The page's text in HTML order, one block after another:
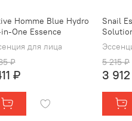
Homme Blue Hydro
One Essence
для лица
₽
₽
Snail
5 215 ₽
3